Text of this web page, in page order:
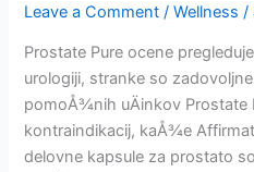
Leave a Comment /Wellness /
Prostate Pure ocene
urologiji, stranke so
pomoÅ¾nih uÄinkov Prostate
kontraindikacij, kaÅ¾e
delovne kapsule za prostato